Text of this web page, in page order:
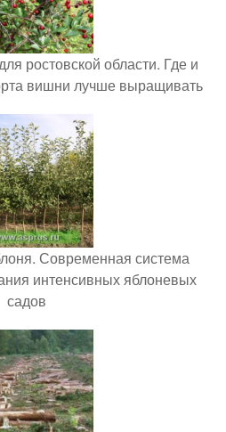
ростовской области. Где и
вишни лучше выращивать
Современная система
интенсивных яблоневых
садов